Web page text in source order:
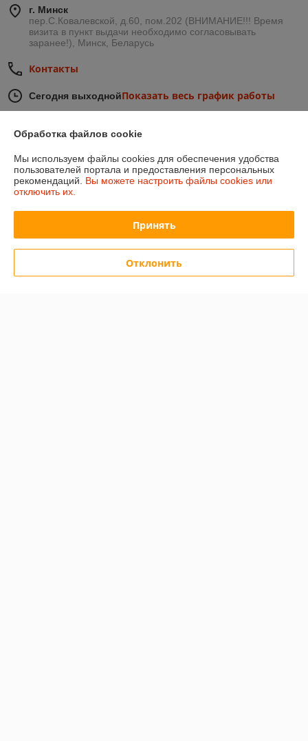
г. Минск
пер.С.Ковалевской, д.60, пом.202 (ВНИМАНИЕ!!! Время
визита в пункт выдачи необходимо согласовывать
заранее!), Минск, Беларусь
Контакты
Сегодня выходнойПоказать весь график работы
Отзывы о магазине
15 отзывов за всё время
Покупатель
Обработка файлов cookie
Мы используем файлы cookies для обеспечения удобства
пользователей портала и предоставления персональных
рекомендаций. Вы можете настроить файлы cookies или
отключить их.
Принять
Отклонить